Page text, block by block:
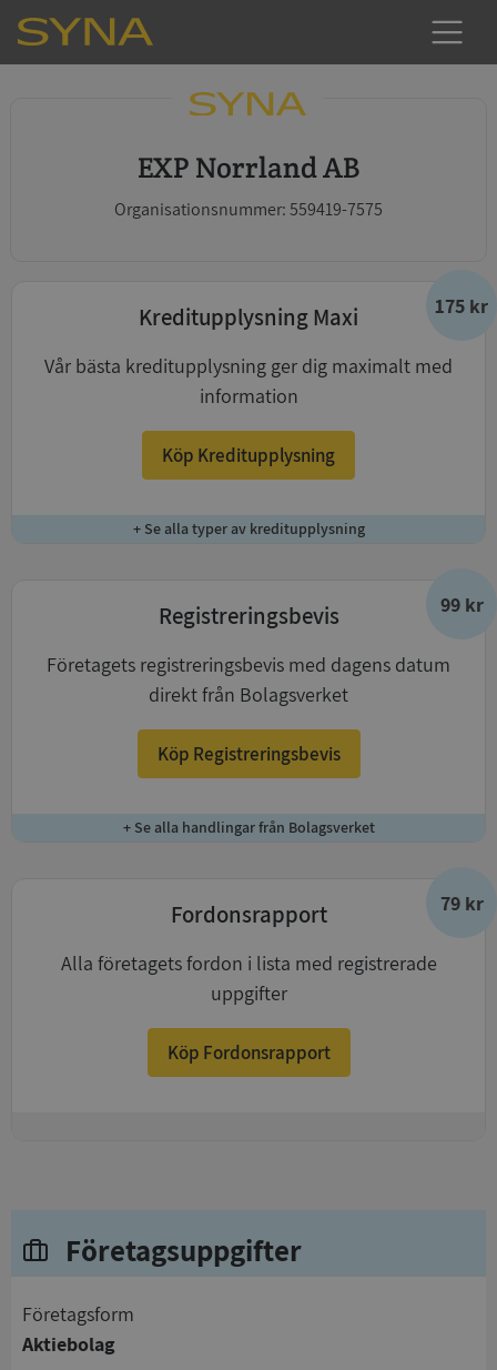
EXP Norrland AB
Organisationsnummer: 559419-7575
175 kr
Kreditupplysning Maxi
Vår bästa kreditupplysning ger dig maximalt med
information
Köp Kreditupplysning
+ Se alla typer av kreditupplysning
99 kr
Registreringsbevis
Företagets registreringsbevis med dagens datum
direkt från Bolagsverket
Köp Registreringsbevis
+ Se alla handlingar från Bolagsverket
79 kr
Fordonsrapport
Alla företagets fordon i lista med registrerade
uppgifter
Köp Fordonsrapport
Företagsuppgifter
företagsform
Aktiebolag